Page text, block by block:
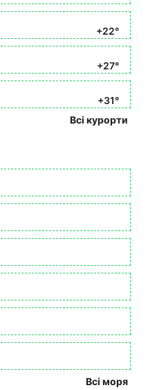
+22°
+27°
+31°
Всі курорти
Всі моря